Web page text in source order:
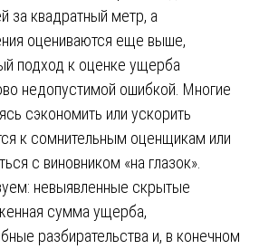
за квадратный метр, а
оцениваются еще выше,
подход к оценке ущерба
недопустимой ошибкой. Многие
сэкономить или ускорить
к сомнительным оценщикам или
с виновником «на глазок».
невыявленные скрытые
сумма ущерба,
разбирательства и, в конечном